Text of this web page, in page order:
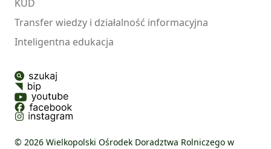
KUD
Transfer wiedzy i działalność informacyjna
Inteligentna edukacja
© 2026 Wielkopolski Ośrodek Doradztwa Rolniczego w